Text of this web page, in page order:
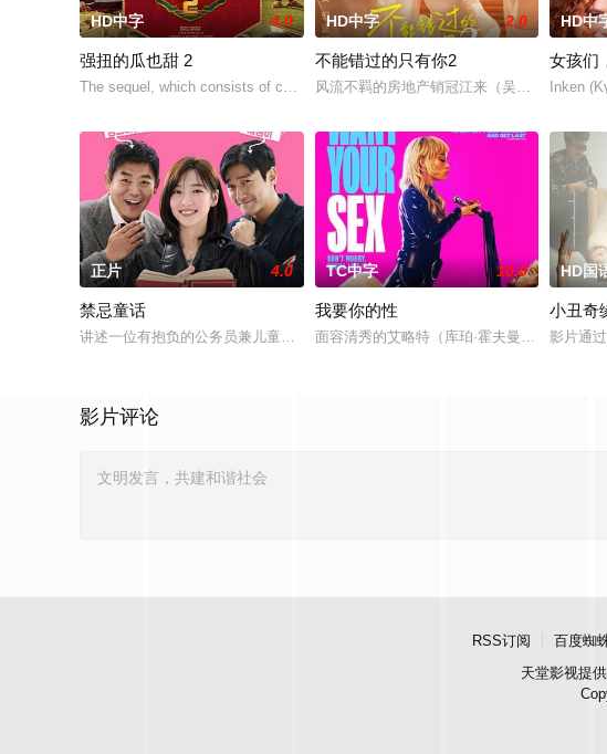
HD中字 4.0
强扭的瓜也甜 2
The sequel, which consists of consecutive events following t
HD中字 2.0
不能错过的只有你2
风流不羁的房地产销冠江来（吴翊歌 饰），
HD中
女孩们
Inken
正片 4.0
禁忌童话
讲述一位有抱负的公务员兼儿童故事作家（朴智炫 饰演）故事，毕业后梦想写儿
TC中字 10.0
我要你的性
面容清秀的艾略特（库珀·霍夫曼 Cooper
HD国
小丑奇
影片通
影片评论
RSS订阅 百度蜘
天堂影视提